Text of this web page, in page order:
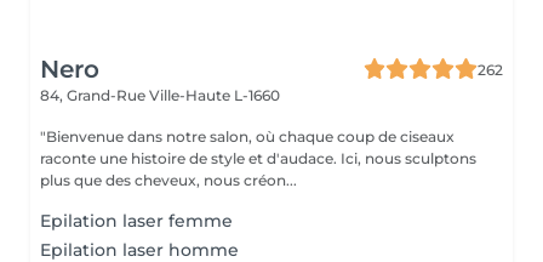
Nero
262
84, Grand-Rue Ville-Haute L-1660
"Bienvenue dans notre salon, où chaque coup de ciseaux
raconte une histoire de style et d'audace. Ici, nous sculptons
plus que des cheveux, nous créon...
Epilation laser femme
Epilation laser homme